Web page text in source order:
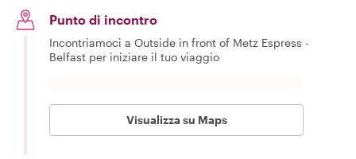
Punto di incontro
Incontriamoci a Outside in front of Metz Espress -
Belfast per iniziare il tuo viaggio
Visualizza su Maps